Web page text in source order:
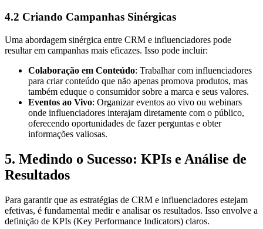
4.2 Criando Campanhas Sinérgicas
Uma abordagem sinérgica entre CRM e influenciadores pode
resultar em campanhas mais eficazes. Isso pode incluir:
Colaboração em Conteúdo: Trabalhar com influenciadores
para criar conteúdo que não apenas promova produtos, mas
também eduque o consumidor sobre a marca e seus valores.
Eventos ao Vivo: Organizar eventos ao vivo ou webinars
onde influenciadores interajam diretamente com o público,
oferecendo oportunidades de fazer perguntas e obter
informações valiosas.
5. Medindo o Sucesso: KPIs e Análise de
Resultados
Para garantir que as estratégias de CRM e influenciadores estejam
efetivas, é fundamental medir e analisar os resultados. Isso envolve a
definição de KPIs (Key Performance Indicators) claros.